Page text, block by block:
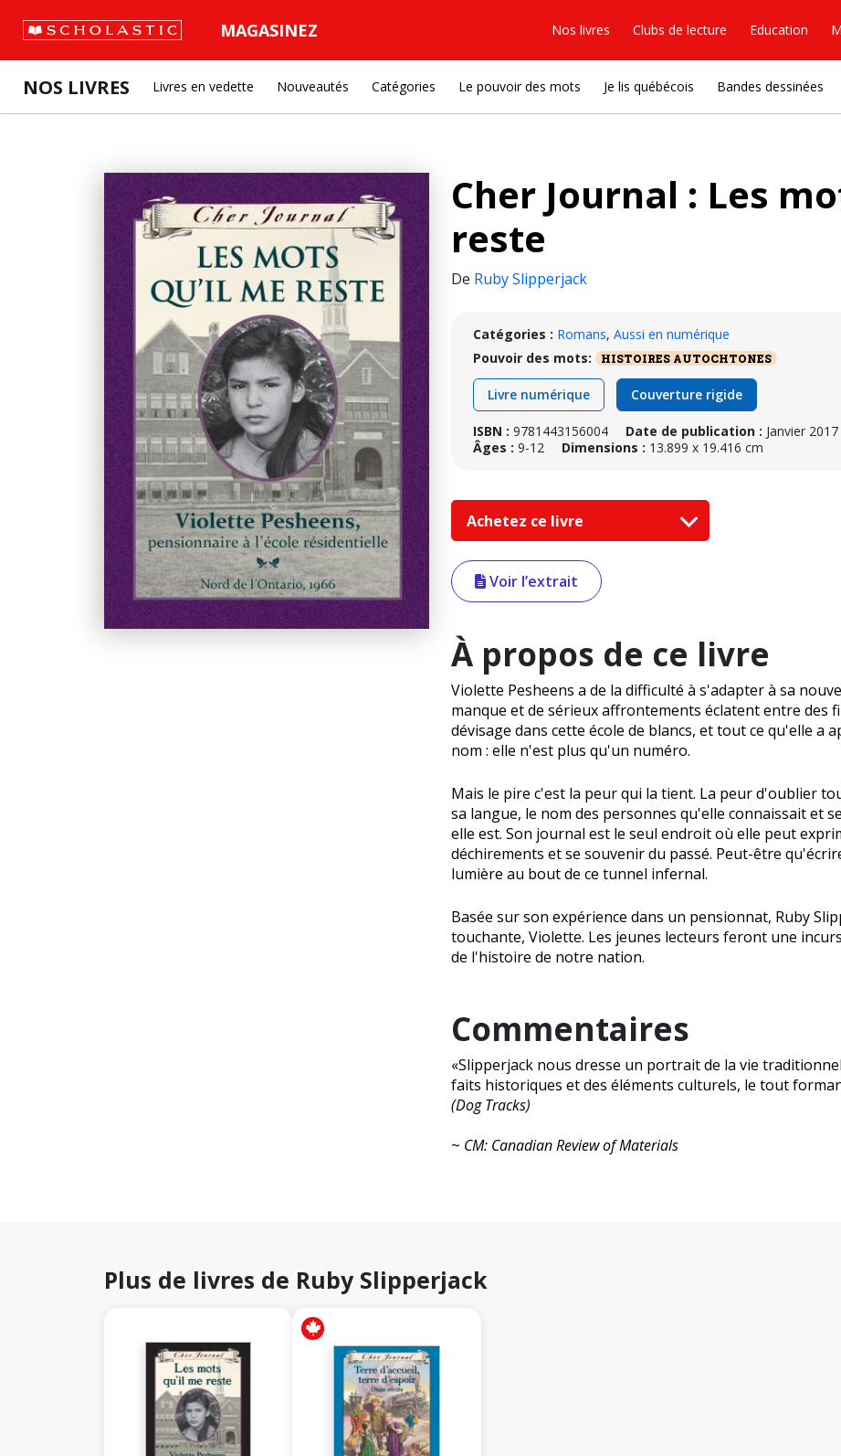
MAGASINEZ Nos livres Clubs de lecture Education
NOS LIVRES Livres en vedette Nouveautés Catégories Le pouvoir des mots Je lis québécois Bandes dessinées
Cher Journal : Les
reste
De Ruby Slipperjack
Catégories : Romans, Aussi en numérique
Pouvoir des mots:
HISTOIRES AUTOCHTONES
Livre numérique Couverture rigide
ISBN : 9781443156004 Date de publication : Janvier 2017
Âges : 9-12 Dimensions : 13.899 x 19.416 cm
Achetez ce livre
Voir l’extrait
À propos de ce livre
Violette Pesheens a de la difficulté à s'adapter à sa
manque et de sérieux affrontements éclatent entre des
dévisage dans cette école de blancs, et tout ce qu'elle a
nom : elle n'est plus qu'un numéro.
Mais le pire c'est la peur qui la tient. La peur d'oublier
sa langue, le nom des personnes qu'elle connaissait et
elle est. Son journal est le seul endroit où elle peut
déchirements et se souvenir du passé. Peut-être
lumière au bout de ce tunnel infernal.
Basée sur son expérience dans un pensionnat, Ruby
touchante, Violette. Les jeunes lecteurs feront une
de l'histoire de notre nation.
Commentaires
«Slipperjack nous dresse un portrait de la vie
faits historiques et des éléments culturels, le tout
(Dog Tracks)
~ CM: Canadian Review of Materials
Plus de livres de Ruby Slipperjack